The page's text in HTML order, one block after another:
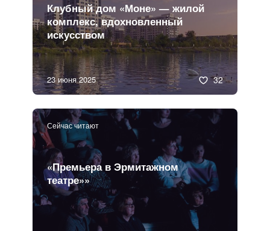
Клубный дом «Моне» — жилой
комплекс, вдохновленный
искусством
23 июня 2025 32
Сейчас читают
«Премьера в Эрмитажном
театре»»